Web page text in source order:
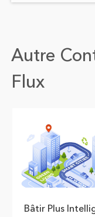
Autre
Flux
Bâtir Plus